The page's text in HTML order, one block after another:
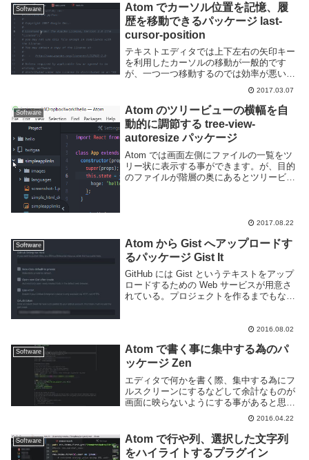
Software
Atom でカーソル位置を記憶、履
歴を移動できるパッケージ last-
cursor-position
テキストエディタでは上下左右の矢印キー
を利用したカーソルの移動が一般的です
が、一つ一つ移動するのでは効率が悪い場
面もあります。last-cursor-position パッケ
ージを利用するとカーソル位置を記憶して
おき、ショートカットキーによ...
2017.03.07
Software
Atom のツリービューの横幅を自
動的に調節する tree-view-
autoresize パッケージ
Atom では画面左側にファイルの一覧をツ
リー状に表示する事ができます。が、目的
のファイルが階層の奥にあるとツリービュ
2017.08.22
Software
Atom から Gist へアップロードす
るパッケージ Gist It
GitHub には Gist というテキストをアップ
ロードするための Web サービスが用意さ
れている。プロジェクトを作るまでもない
Gist へテキストをアップロー...
2016.08.02
Software
Atom で書く事に集中する為のパ
ッケージ Zen
エディタで何かを書く際、集中する為にフ
ルスクリーンにするなどして余計なものが
画面に映らないようにする事があると思
う。ただフルスクリーンにしただけではフ
ァイルツリーや Minimap, タブなども表示
されっぱなしなのでどうせなら全部消して
しま...
2016.04.22
Software
Atom で行や列、選択した文字列
をハイライトするプラグイン